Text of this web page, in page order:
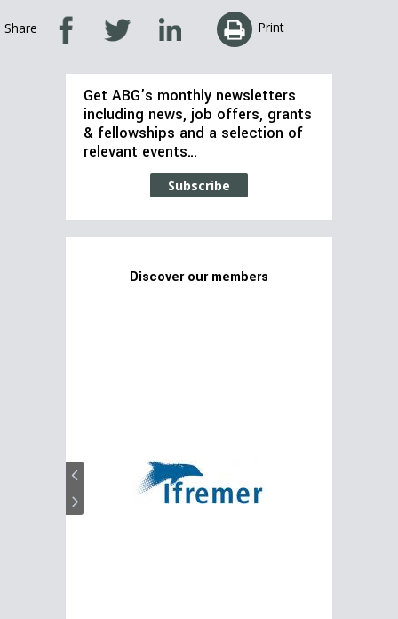
Share Print
Get ABG’s monthly newsletters
including news, job offers, grants
& fellowships and a selection of
relevant events…
Subscribe
Discover our members